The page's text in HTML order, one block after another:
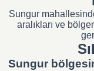
Sungur
aralıkları ve
Sungur